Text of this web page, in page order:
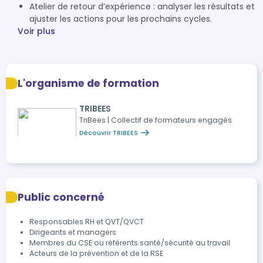
Atelier de retour d’expérience : analyser les résultats et
ajuster les actions pour les prochains cycles.
Voir plus
L'organisme de formation
TRIBEES
TriBees | Collectif de formateurs engagés
Découvrir TRIBEES
Public concerné
Responsables RH et QVT/QVCT
Dirigeants et managers
Membres du CSE ou référents santé/sécurité au travail
Acteurs de la prévention et de la RSE